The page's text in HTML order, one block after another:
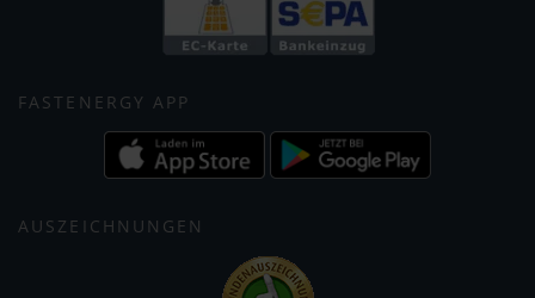
FASTENERGY APP
AUSZEICHNUNGEN